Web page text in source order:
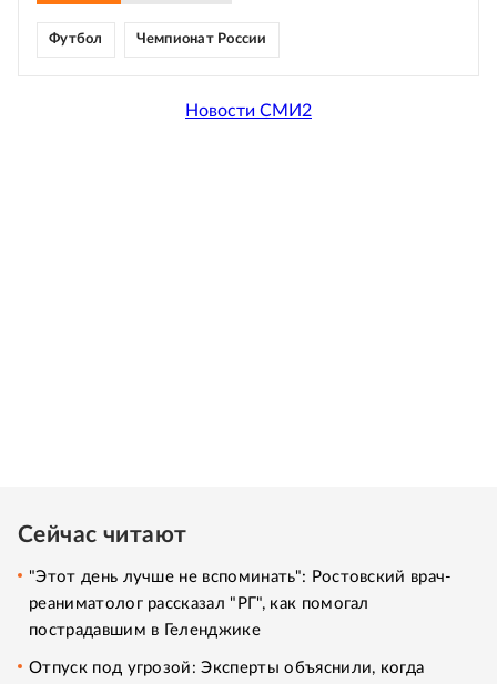
Футбол Чемпионат России
Новости СМИ2
Сейчас читают
"Этот день лучше не вспоминать": Ростовский врач-
реаниматолог рассказал "РГ", как помогал
пострадавшим в Геленджике
Отпуск под угрозой: Эксперты объяснили, когда